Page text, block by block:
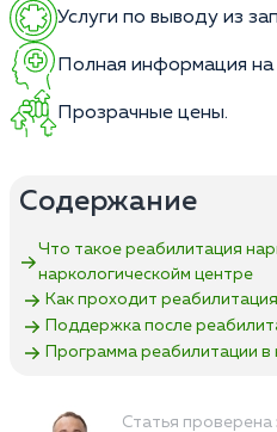
Услуги по выводу из
Полная информация на
Прозрачные цены.
Содержание
Что такое реабилитация
наркологическойм центре
Как проходит
Поддержка после
Программа реабилитации
Статья проверена